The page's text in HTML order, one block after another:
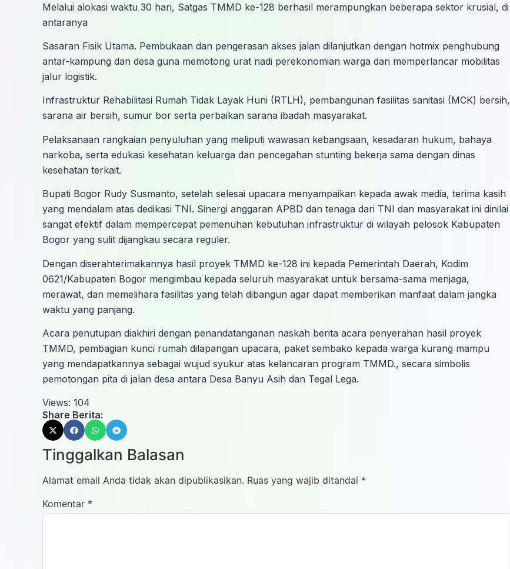
​Melalui alokasi waktu 30 hari, Satgas TMMD ke-128 berhasil merampungkan beberapa sektor krusial, di
antaranya
​Sasaran Fisik Utama. Pembukaan dan pengerasan akses jalan dilanjutkan dengan hotmix penghubung
antar-kampung dan desa guna memotong urat nadi perekonomian warga dan memperlancar mobilitas
jalur logistik.
​Infrastruktur Rehabilitasi Rumah Tidak Layak Huni (RTLH), pembangunan fasilitas sanitasi (MCK) bersih,
sarana air bersih, sumur bor serta perbaikan sarana ibadah masyarakat.
​Pelaksanaan rangkaian penyuluhan yang meliputi wawasan kebangsaan, kesadaran hukum, bahaya
narkoba, serta edukasi kesehatan keluarga dan pencegahan stunting bekerja sama dengan dinas
kesehatan terkait.
Bupati Bogor Rudy Susmanto, setelah selesai upacara menyampaikan kepada awak media, terima kasih
yang mendalam atas dedikasi TNI. Sinergi anggaran APBD dan tenaga dari TNI dan masyarakat ini dinilai
sangat efektif dalam mempercepat pemenuhan kebutuhan infrastruktur di wilayah pelosok Kabupaten
Bogor yang sulit dijangkau secara reguler.
​Dengan diserahterimakannya hasil proyek TMMD ke-128 ini kepada Pemerintah Daerah, Kodim
0621/Kabupaten Bogor mengimbau kepada seluruh masyarakat untuk bersama-sama menjaga,
merawat, dan memelihara fasilitas yang telah dibangun agar dapat memberikan manfaat dalam jangka
waktu yang panjang.
​Acara penutupan diakhiri dengan penandatanganan naskah berita acara penyerahan hasil proyek
TMMD, pembagian kunci rumah dilapangan upacara, paket sembako kepada warga kurang mampu
yang mendapatkannya sebagai wujud syukur atas kelancaran program TMMD., secara simbolis
pemotongan pita di jalan desa antara Desa Banyu Asih dan Tegal Lega.
Views: 104
Share Berita:
Tinggalkan Balasan
Alamat email Anda tidak akan dipublikasikan. Ruas yang wajib ditandai *
Komentar *